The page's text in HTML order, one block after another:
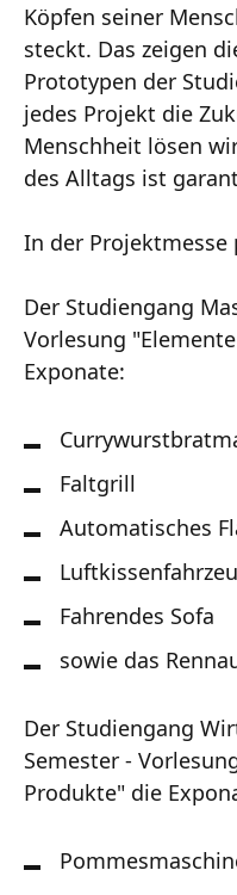
Köpfen seiner
steckt. Das zeigen
Prototypen der
jedes Projekt die
Menschheit lösen
des Alltags ist
In der Projektmesse
Der Studiengang
Vorlesung
Exponate:
Faltgrill
Automatisches
Fahrendes Sofa
sowie das
Der Studiengang
Semester -
Produkte" die